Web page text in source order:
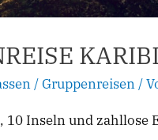
/Gruppenreisen /
10 Inseln und zahllose